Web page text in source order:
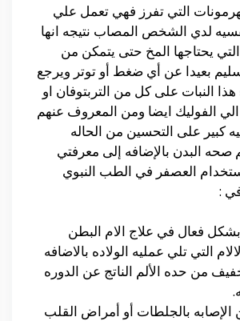
التي تفرز فهي تعمل علي
لدي الشخص المصاب نتيجه انها
يحتاجها المخ حتى يتمكن من
بعيدا عن أي ضغط أو توتر ويرجع
النبات على كل من التربتوفان او
الي الفوليك ايضا ومن المعروف عنهم
كبير على التحسين من الحاله
صحه البدن بالإضافه إلى معرفتي
العصفر في الطب النبوي
:
فعال في علاج الام البطن
التي تلي عمليه الولاده بالاضافه
من حده الألم الناتج عن الدوره
الإصابه بالجلطات أو أمراض القلب